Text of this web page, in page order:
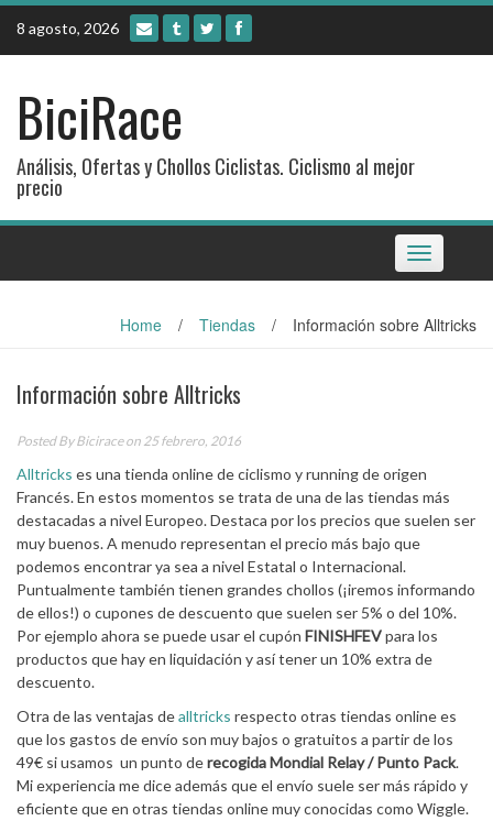
Skip
content
8 agosto, 2026
BiciRace
Análisis, Ofertas y Chollos Ciclistas. Ciclismo al mejor
precio
Toggle
navigation
Home / Tiendas / Información sobre Alltricks
Información sobre Alltricks
Posted ByBiciraceon 25 febrero, 2016
Alltricks es una tienda online de ciclismo y running de origen
Francés. En estos momentos se trata de una de las tiendas más
destacadas a nivel Europeo. Destaca por los precios que suelen ser
muy buenos. A menudo representan el precio más bajo que
podemos encontrar ya sea a nivel Estatal o Internacional.
Puntualmente también tienen grandes chollos (¡iremos informando
de ellos!) o cupones de descuento que suelen ser 5% o del 10%.
Por ejemplo ahora se puede usar el cupón FINISHFEVpara los
productos que hay en liquidación y así tener un 10% extra de
descuento.
Otra de las ventajas dealltricks respecto otras tiendas online es
que los gastos de envío son muy bajos o gratuitos a partir de los
49€ si usamos un punto derecogida Mondial Relay / Punto Pack.
Mi experiencia me dice además que el envío suele ser más rápido y
eficiente que en otras tiendas online muy conocidas como Wiggle.